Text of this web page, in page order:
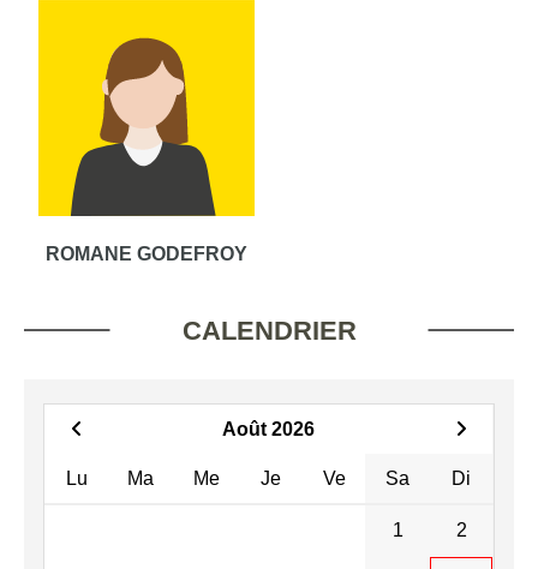
ROMANE GODEFROY
CALENDRIER
Août 2026
Lu Ma Me Je Ve Sa Di
1 2